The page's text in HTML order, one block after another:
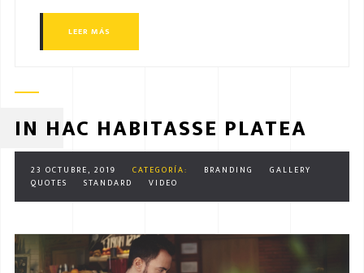
LEER MÁS
IN HAC HABITASSE PLATEA
23 OCTUBRE, 2019 CATEGORÍA: BRANDING
GALLERY
QUOTES
STANDARD VIDEO